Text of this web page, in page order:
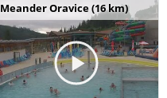
Meander Oravice (16 km)